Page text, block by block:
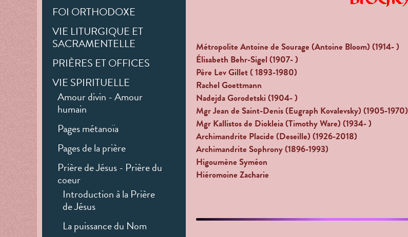
FOI ORTHODOXE
VIE LITURGIQUE ET
SACRAMENTELLE
PRIÈRES ET OFFICES
VIE SPIRITUELLE
Amour divin - Amour
humain
Pages métanoïa
Pages de la prière
Prière de Jésus - Prière du
coeur
Introduction à la Prière
de Jésus
La puissance du Nom
Métropolite Antoine de Sourage (Antoine Bloom) (1914- )
Élisabeth Behr-Sigel (1907- )
Père Lev Gillet ( 1893-1980)
Rachel Goettmann
Nadejda Gorodetski (1904- )
Mgr Jean de Saint-Denis (Eugraph Kovalevsky) (1905-1970)
Mgr Kallistos de Diokleia (Timothy Ware) (1934- )
Archimandrite Placide (Deseille) (1926-2018)
Archimandrite Sophrony (1896-1993)
Higoumène Syméon
Hiéromoine Zacharie